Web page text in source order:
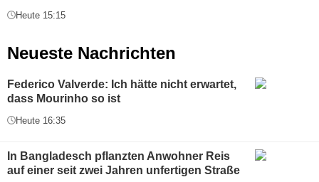
Heute 15:15
Neueste Nachrichten
Federico Valverde: Ich hätte nicht erwartet,
dass Mourinho so ist
Heute 16:35
In Bangladesch pflanzten Anwohner Reis
auf einer seit zwei Jahren unfertigen Straße